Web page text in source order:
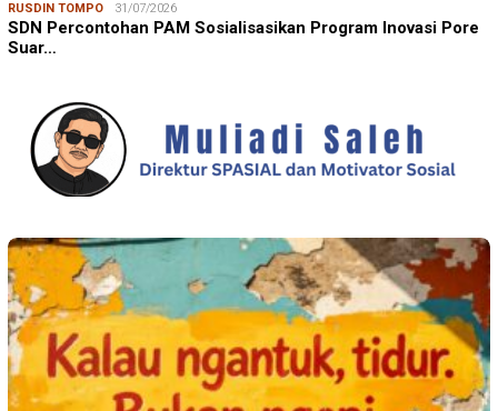
RUSDIN TOMPO 31/07/2026
SDN Percontohan PAM Sosialisasikan Program Inovasi Pore
Suar…